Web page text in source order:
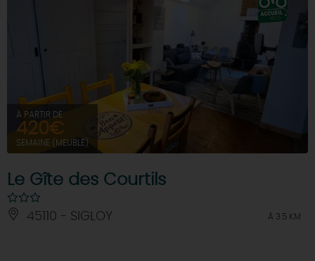
À PARTIR DE
420€
SEMAINE (MEUBLÉ)
Le Gîte des Courtils
45110 - SIGLOY À 3.5 KM